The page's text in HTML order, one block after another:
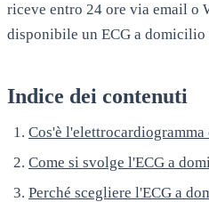
riceve entro 24 ore via email o
disponibile un ECG a
Indice dei contenuti
Cos'è l'elettrocardiogramma
Come si svolge l'ECG a
Perché scegliere l'ECG a